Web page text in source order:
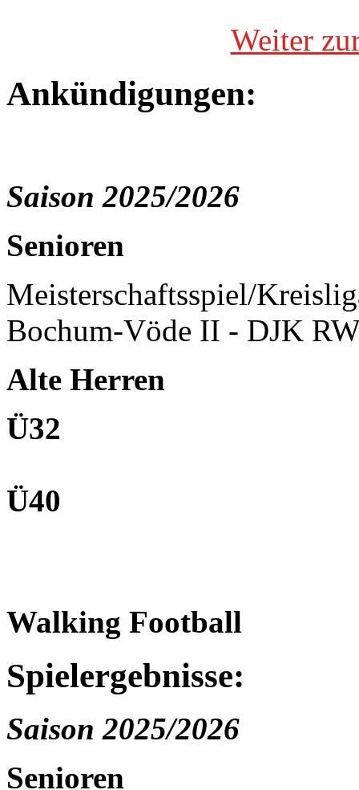
Weiter
Ankündigungen:
Saison 2025/2026
Senioren
Meisterschaftsspiel/
Bochum-Vöde II - DJK
Alte Herren
Ü32
Ü40
Walking Football
Spielergebnisse:
Saison 2025/2026
Senioren